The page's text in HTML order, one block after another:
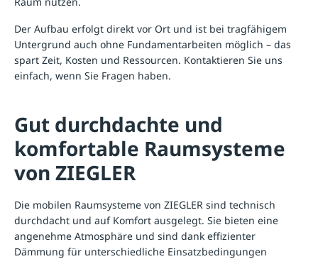
Der Aufbau erfolgt direkt vor Ort und ist bei tragfähigem
Untergrund auch ohne Fundamentarbeiten möglich – das
spart Zeit, Kosten und Ressourcen. Kontaktieren Sie uns
einfach, wenn Sie Fragen haben.
Gut durchdachte und
komfortable Raumsysteme
von ZIEGLER
Die mobilen Raumsysteme von ZIEGLER sind technisch
durchdacht und auf Komfort ausgelegt. Sie bieten eine
angenehme Atmosphäre und sind dank effizienter
Dämmung für unterschiedliche Einsatzbedingungen